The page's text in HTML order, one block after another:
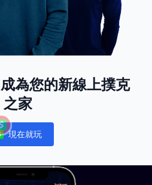
為您的新線上撲克
之家
現在就玩